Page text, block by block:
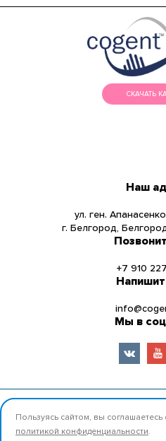
СКАЧАТЬ
Наш
ул. ген.
г. Белгород,
+7 910
Мы в
© 2026 ООО «Коджент
Пользуясь сайтом, вы
политикой конфиденциальности.